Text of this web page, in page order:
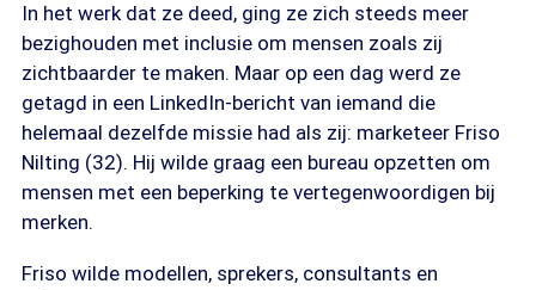
In het werk dat ze deed, ging ze zich steeds meer
bezighouden met inclusie om mensen zoals zij
zichtbaarder te maken. Maar op een dag werd ze
getagd in een LinkedIn-bericht van iemand die
helemaal dezelfde missie had als zij: marketeer Friso
Nilting (32). Hij wilde graag een bureau opzetten om
mensen met een beperking te vertegenwoordigen bij
merken.
Friso wilde modellen, sprekers, consultants en